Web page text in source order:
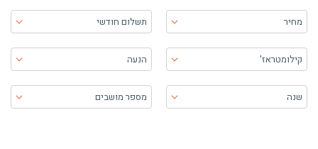
מחיר תשלום חודשי
קילומטראז' הנעה
שנה מספר מושבים